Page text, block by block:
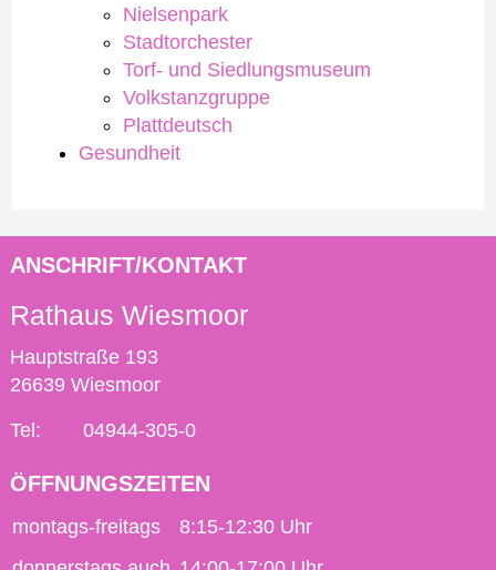
Nielsenpark
Stadtorchester
Torf- und Siedlungsmuseum
Volkstanzgruppe
Plattdeutsch
Gesundheit
ANSCHRIFT/KONTAKT
Rathaus Wiesmoor
Hauptstraße 193
26639 Wiesmoor
Tel: 04944-305-0
ÖFFNUNGSZEITEN
montags-freitags
8:15-12:30 Uhr